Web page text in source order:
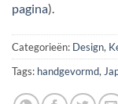
pagina).
Categorieën: Design,
Tags: handgevormd,